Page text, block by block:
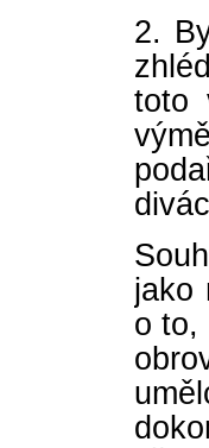
2.
toto
jako
o to,